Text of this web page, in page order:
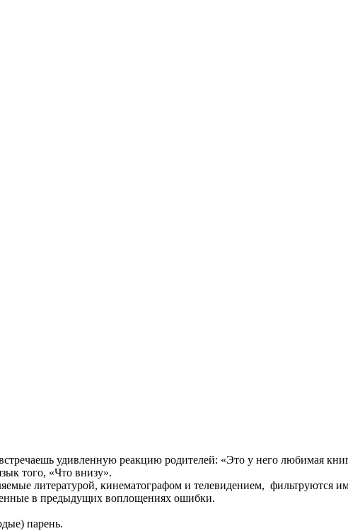
удивленную реакцию родителей: «Это у него любимая
того, «Что внизу».
литературой, кинематографом и телевидением, фильтруются
в предыдущих воплощениях ошибки.
парень.